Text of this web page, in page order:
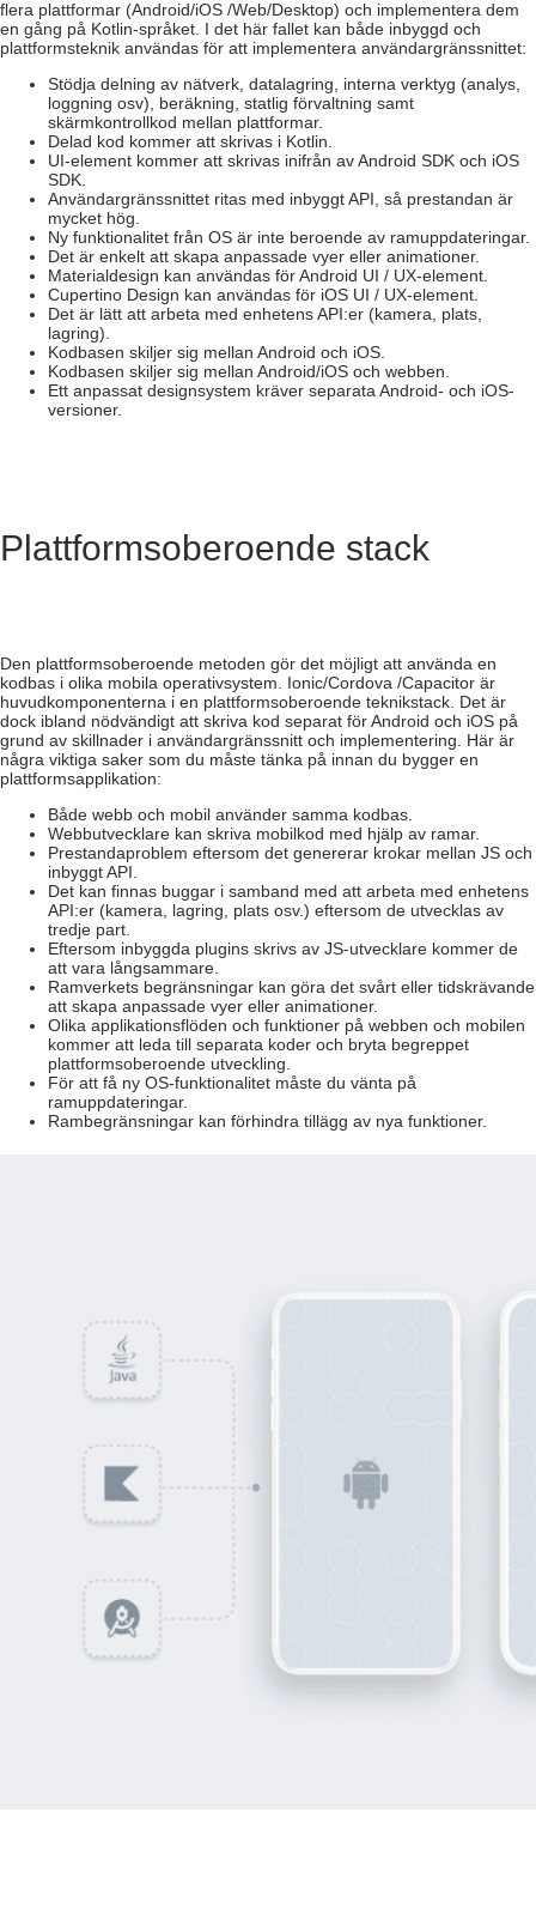
flera plattformar (Android/iOS /Web/Desktop) och implementera dem
en gång på Kotlin-språket. I det här fallet kan både inbyggd och
plattformsteknik användas för att implementera användargränssnittet:
Stödja delning av nätverk, datalagring, interna verktyg (analys,
loggning osv), beräkning, statlig förvaltning samt
skärmkontrollkod mellan plattformar.
Delad kod kommer att skrivas i Kotlin.
UI-element kommer att skrivas inifrån av Android SDK och iOS
SDK.
Användargränssnittet ritas med inbyggt API, så prestandan är
mycket hög.
Ny funktionalitet från OS är inte beroende av ramuppdateringar.
Det är enkelt att skapa anpassade vyer eller animationer.
Materialdesign kan användas för Android UI / UX-element.
Cupertino Design kan användas för iOS UI / UX-element.
Det är lätt att arbeta med enhetens API:er (kamera, plats,
lagring).
Kodbasen skiljer sig mellan Android och iOS.
Kodbasen skiljer sig mellan Android/iOS och webben.
Ett anpassat designsystem kräver separata Android- och iOS-
versioner.
Plattformsoberoende stack
Den plattformsoberoende metoden gör det möjligt att använda en
kodbas i olika mobila operativsystem. Ionic/Cordova /Capacitor är
huvudkomponenterna i en plattformsoberoende teknikstack. Det är
dock ibland nödvändigt att skriva kod separat för Android och iOS på
grund av skillnader i användargränssnitt och implementering. Här är
några viktiga saker som du måste tänka på innan du bygger en
plattformsapplikation:
Både webb och mobil använder samma kodbas.
Webbutvecklare kan skriva mobilkod med hjälp av ramar.
Prestandaproblem eftersom det genererar krokar mellan JS och
inbyggt API.
Det kan finnas buggar i samband med att arbeta med enhetens
API:er (kamera, lagring, plats osv.) eftersom de utvecklas av
tredje part.
Eftersom inbyggda plugins skrivs av JS-utvecklare kommer de
att vara långsammare.
Ramverkets begränsningar kan göra det svårt eller tidskrävande
att skapa anpassade vyer eller animationer.
Olika applikationsflöden och funktioner på webben och mobilen
kommer att leda till separata koder och bryta begreppet
plattformsoberoende utveckling.
För att få ny OS-funktionalitet måste du vänta på
ramuppdateringar.
Rambegränsningar kan förhindra tillägg av nya funktioner.